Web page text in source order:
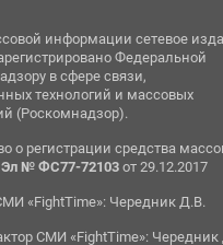
информации сетевое
Федеральной
в сфере связи,
технологий и массовых
(Роскомнадзор).
о регистрации средства
Эл № ФС77-72103 от 29.12.2017
«FightTime»: Чередник Д.В.
СМИ «FightTime»: Чередник